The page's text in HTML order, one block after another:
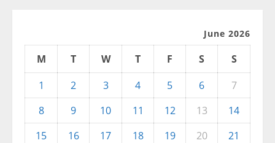
June 2026
M T W T F S
S
1
2 3 4 5 6
7
8
9 10 11 12 13
14
15
16 17 18 19 20
21